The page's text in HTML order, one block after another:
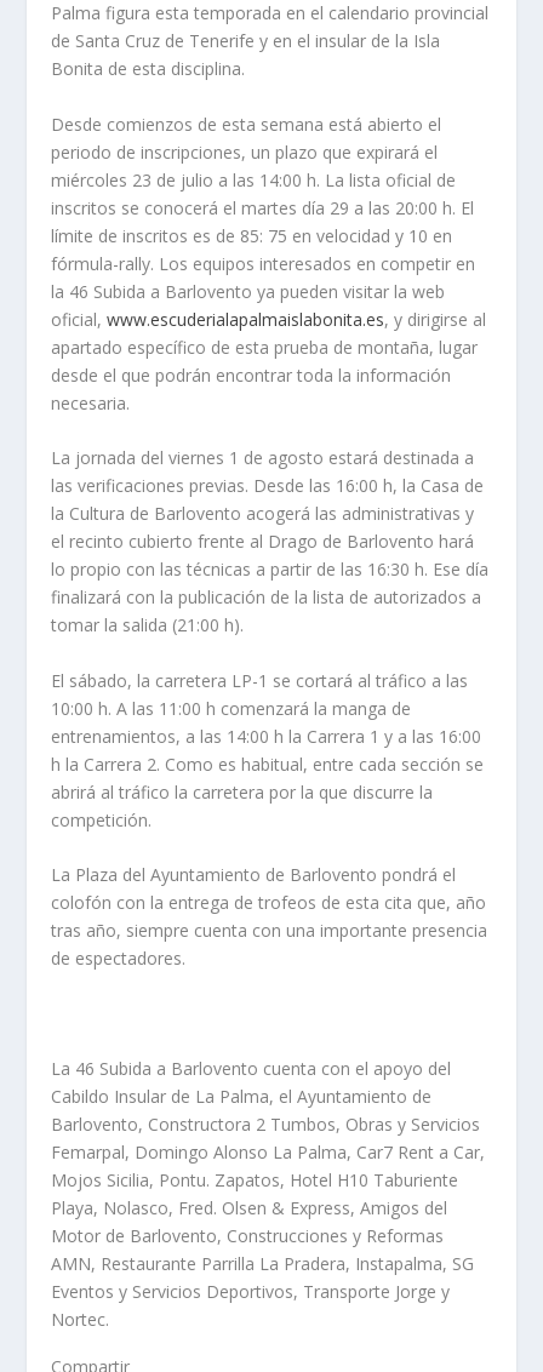
Palma figura esta temporada en el calendario provincial
de Santa Cruz de Tenerife y en el insular de la Isla
Bonita de esta disciplina.
Desde comienzos de esta semana está abierto el
periodo de inscripciones, un plazo que expirará el
miércoles 23 de julio a las 14:00 h. La lista oficial de
inscritos se conocerá el martes día 29 a las 20:00 h. El
límite de inscritos es de 85: 75 en velocidad y 10 en
fórmula-rally. Los equipos interesados en competir en
la 46 Subida a Barlovento ya pueden visitar la web
oficial,www.escuderialapalmaislabonita.es, y dirigirse al
apartado específico de esta prueba de montaña, lugar
desde el que podrán encontrar toda la información
necesaria.
La jornada del viernes 1 de agosto estará destinada a
las verificaciones previas. Desde las 16:00 h, la Casa de
la Cultura de Barlovento acogerá las administrativas y
el recinto cubierto frente al Drago de Barlovento hará
lo propio con las técnicas a partir de las 16:30 h. Ese día
finalizará con la publicación de la lista de autorizados a
tomar la salida (21:00 h).
El sábado, la carretera LP-1 se cortará al tráfico a las
10:00 h. A las 11:00 h comenzará la manga de
entrenamientos, a las 14:00 h la Carrera 1 y a las 16:00
h la Carrera 2. Como es habitual, entre cada sección se
abrirá al tráfico la carretera por la que discurre la
competición.
La Plaza del Ayuntamiento de Barlovento pondrá el
colofón con la entrega de trofeos de esta cita que, año
tras año, siempre cuenta con una importante presencia
de espectadores.
La 46 Subida a Barlovento cuenta con el apoyo del
Cabildo Insular de La Palma, el Ayuntamiento de
Barlovento, Constructora 2 Tumbos, Obras y Servicios
Femarpal, Domingo Alonso La Palma, Car7 Rent a Car,
Mojos Sicilia, Pontu. Zapatos, Hotel H10 Taburiente
Playa, Nolasco, Fred. Olsen & Express, Amigos del
Motor de Barlovento, Construcciones y Reformas
AMN, Restaurante Parrilla La Pradera, Instapalma, SG
Eventos y Servicios Deportivos, Transporte Jorge y
Nortec.
Compartir